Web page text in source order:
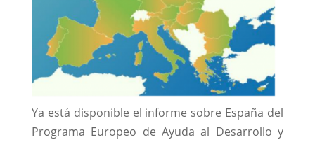
Ya está disponible el informe sobre España del
Programa Europeo de Ayuda al Desarrollo y